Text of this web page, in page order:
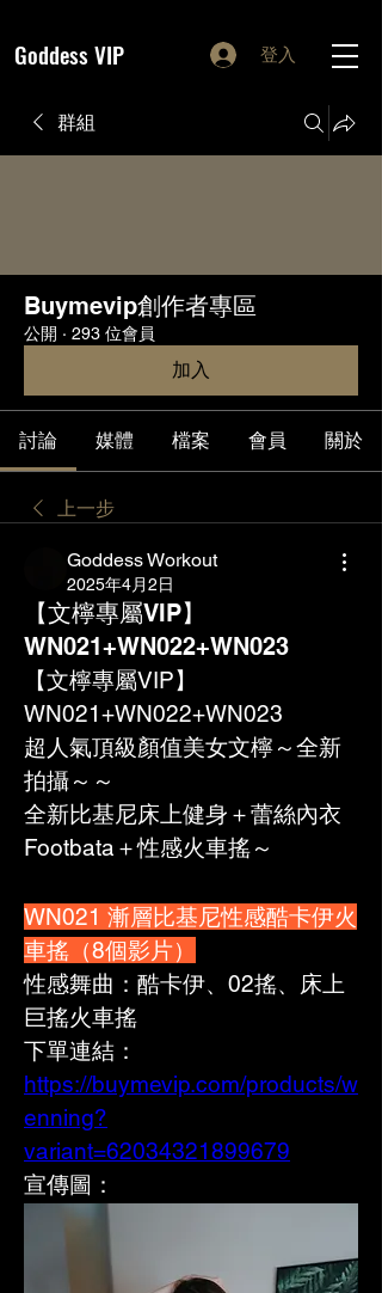
Goddess VIP 登入
群組
Buymevip創作者專區
公開 · 293 位會員
加入
討論 媒體 檔案 會員 關於
上一步
Goddess Workout
2025年4月2日
【文檸專屬VIP】
WN021+WN022+WN023
【文檸專屬VIP】
WN021+WN022+WN023
超人氣頂級顏值美女文檸～全新
拍攝～～
全新比基尼床上健身＋蕾絲內衣
Footbata＋性感火車搖～
WN021 漸層比基尼性感酷卡伊火
車搖（8個影片）
性感舞曲：酷卡伊、02搖、床上
巨搖火車搖
下單連結：
https://buymevip.com/products/w
enning?
variant=62034321899679
宣傳圖：